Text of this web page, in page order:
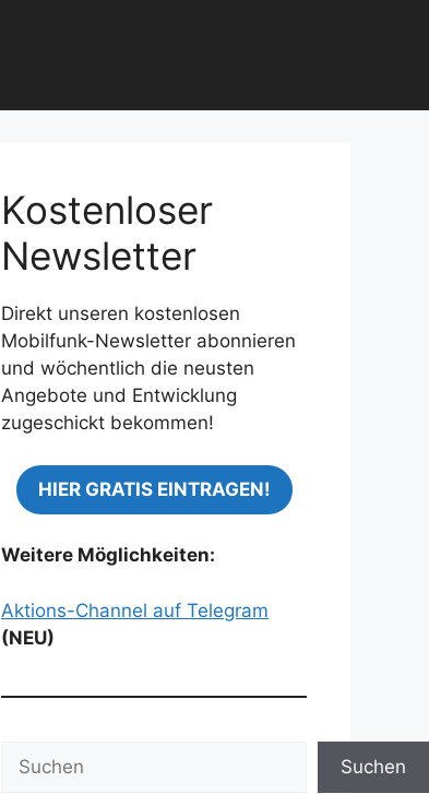
Kostenloser
Newsletter
Direkt unseren kostenlosen
Mobilfunk-Newsletter abonnieren
und wöchentlich die neusten
Angebote und Entwicklung
zugeschickt bekommen!
HIER GRATIS EINTRAGEN!
Weitere Möglichkeiten:
Aktions-Channel auf Telegram
(NEU)
Suchen